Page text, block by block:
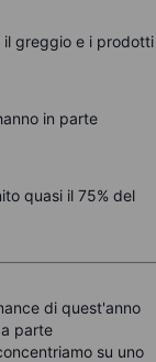
il greggio e i prodotti
in parte
quasi il 75% del
di quest'anno
parte
su uno